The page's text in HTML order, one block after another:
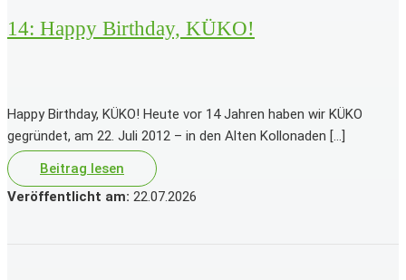
14: Happy Birthday, KÜKO!
Happy Birthday, KÜKO! Heute vor 14 Jahren haben wir KÜKO
gegründet, am 22. Juli 2012 – in den Alten Kollonaden […]
Beitrag lesen
Veröffentlicht am: 22.07.2026